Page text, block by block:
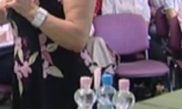
nevelési igényű gyerekekkel foglalkozó
tudják kezelni a stresszt és a konfliktusokat,
munkát, hogy mind tudjuk, ez mekkora
a személyiség a munkaeszköze."